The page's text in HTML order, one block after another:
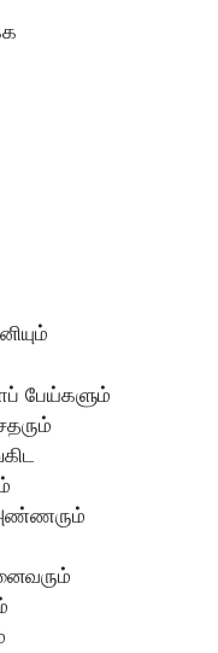
பேய்களும்
அண்ணரும்